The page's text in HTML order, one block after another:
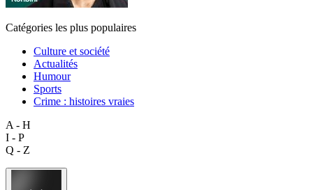
Catégories les plus populaires
Culture et société
Actualités
Humour
Sports
Crime : histoires vraies
A - H
I - P
Q - Z